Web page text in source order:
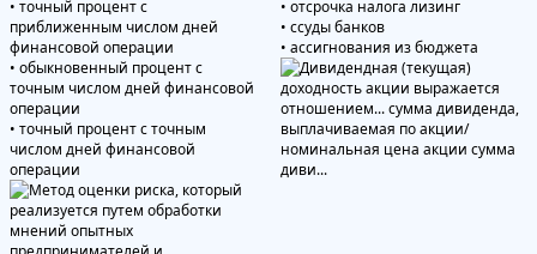
• точный процент с
приближенным числом дней
финансовой операции
• обыкновенный процент с
точным числом дней финансовой
операции
• точный процент с точным
числом дней финансовой
операции
• отсрочка налога лизинг
• ссуды банков
• ассигнования из бюджета